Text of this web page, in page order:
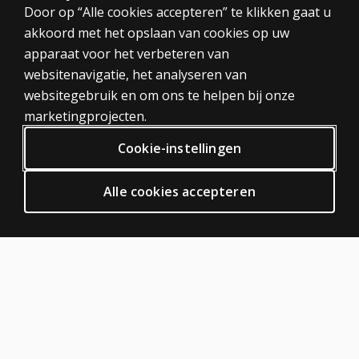
UCL-R Handleiding
UCL-R Scoreformulieren 25 stuks
UCL-R Scoresleutels (set van 6)
CATEGORIEËN
Tests
Trainingen
Digitaal
PRIVACY BELEID
Privacy
Algemene Verordening Gegevensbescherming (AVG)
ODR
Door op “Alle cookies accepteren” te klikken gaat u
akkoord met het opslaan van cookies op uw
apparaat voor het verbeteren van
websitenavigatie, het analyseren van
websitegebruik en om ons te helpen bij onze
marketingprojecten.
Cookie-instellingen
Alle cookies accepteren